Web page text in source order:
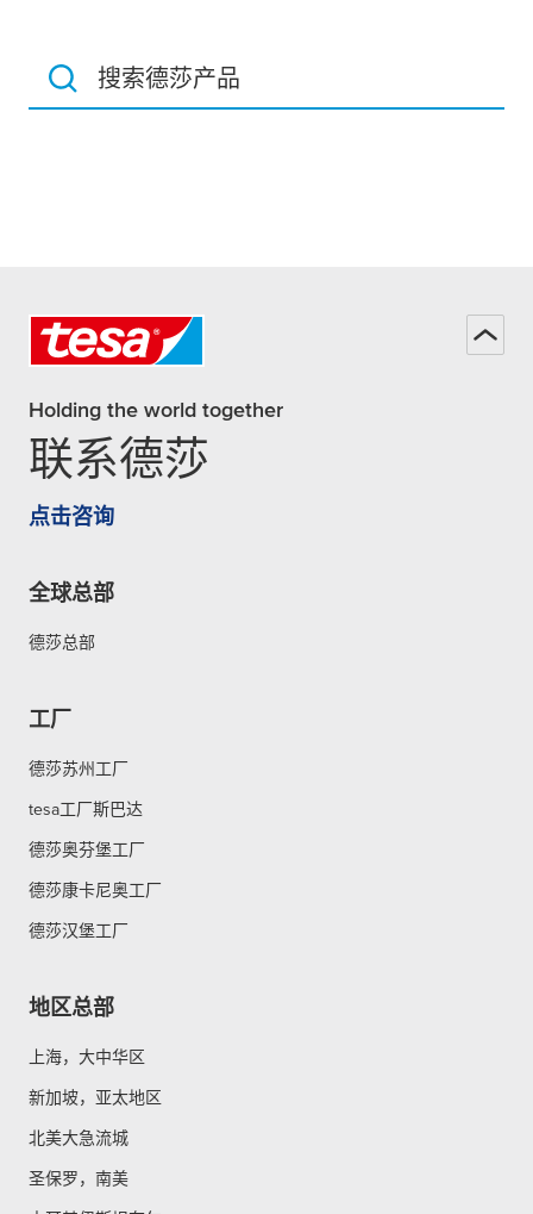
搜索德莎产品
Holding the world together
联系德莎
点击咨询
全球总部
德莎总部
工厂
德莎苏州工厂
tesa工厂斯巴达
德莎奥芬堡工厂
德莎康卡尼奥工厂
德莎汉堡工厂
地区总部
上海，大中华区
新加坡，亚太地区
北美大急流城
圣保罗，南美